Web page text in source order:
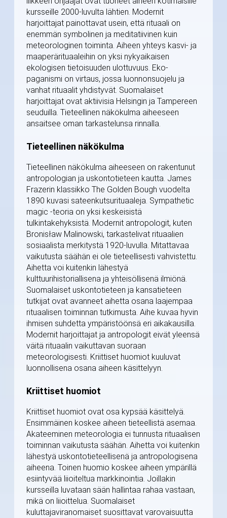
kursseille 2000-luvulta lähtien. Modernit
harjoittajat painottavat usein, että rituaali on
enemmän symbolinen ja meditatiivinen kuin
meteorologinen toiminta. Aiheen yhteys kasvi- ja
maaperärituaaleihin on yksi nykyaikaisen
ekologisen tietoisuuden ulottuvuus. Eko-
paganismi on virtaus, jossa luonnonsuojelu ja
vanhat rituaalit yhdistyvät. Suomalaiset
harjoittajat ovat aktiivisia Helsingin ja Tampereen
seuduilla. Tieteellinen näkökulma aiheeseen
ansaitsee oman tarkastelunsa rinnalla.
Tieteellinen näkökulma
Tieteellinen näkökulma aiheeseen on rakentunut
antropologian ja uskontotieteen kautta. James
Frazerin klassikko The Golden Bough vuodelta
1890 kuvasi sateenkutsurituaaleja. Sympathetic
magic -teoria on yksi keskeisistä
tulkintakehyksistä. Modernit antropologit, kuten
Bronisław Malinowski, tarkastelivat rituaalien
sosiaalista merkitystä 1920-luvulla. Mitattavaa
vaikutusta säähän ei ole tieteellisesti vahvistettu.
Aihetta voi kuitenkin lähestyä
kulttuurihistoriallisena ja yhteisöllisenä ilmiönä.
Suomalaiset uskontotieteen ja kansatieteen
tutkijat ovat avanneet aihetta osana laajempaa
rituaalisen toiminnan tutkimusta. Aihe kuvaa hyvin
ihmisen suhdetta ympäristöönsä eri aikakausilla.
Modernit harjoittajat ja antropologit eivät yleensä
väitä rituaalin vaikuttavan suoraan
meteorologisesti. Kriittiset huomiot kuuluvat
luonnollisena osana aiheen käsittelyyn.
Kriittiset huomiot
Kriittiset huomiot ovat osa kypsää käsittelyä.
Ensimmäinen koskee aiheen tieteellistä asemaa.
Akateeminen meteorologia ei tunnusta rituaalisen
toiminnan vaikutusta säähän. Aihetta voi kuitenkin
lähestyä uskontotieteellisenä ja antropologisena
aiheena. Toinen huomio koskee aiheen ympärillä
esiintyvää liioiteltua markkinointia. Joillakin
kursseilla luvataan sään hallintaa rahaa vastaan,
mikä on liioittelua. Suomalaiset
kuluttajaviranomaiset suosittavat varovaisuutta